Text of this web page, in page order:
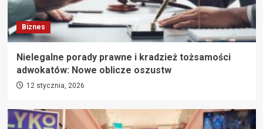
Biznes
Nielegalne porady prawne i kradzież tożsamości
adwokatów: Nowe oblicze oszustw
12 stycznia, 2026